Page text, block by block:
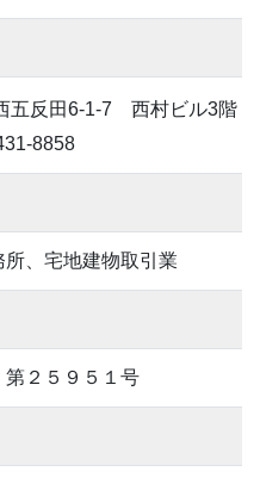
五反田6-1-7 西村ビル3階
8858
、宅地建物取引業
第２５９５１号